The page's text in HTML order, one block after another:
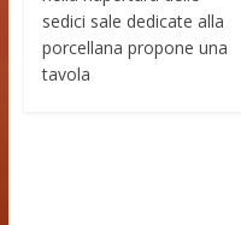
sedici sale dedicate alla
porcellana propone una
tavola